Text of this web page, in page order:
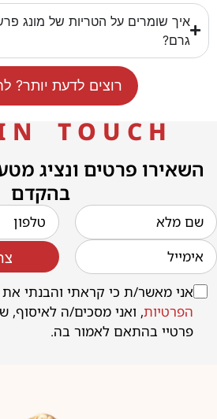
גרם?
רוצים לדעת יותר?
N T O U C H
השאירו פרטים ונציג
בהקדם
אני מאשר/ת כי קראתי והבנתי את
הפרטיות, ואני מסכים/ה לאיסוף,
פרטיי בהתאם לאמור בה.